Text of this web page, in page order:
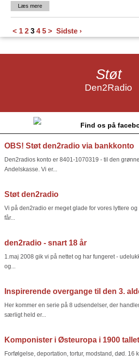
Læs mere
< 1 2 3 4 5 > Sidste ›
Støt
Den2Radio
Find os på
OBS! Støt den2radio via bankkonto
Den2radios konto er 8401-1070319 - til den
Andelskasse. Vi er...
Støt den2radio
Vi på den2radio er meget glade for vores lyttere
får...
den2radio - snart 18 år
1.maj 2008 gik vi på nettet og har fungeret -
og...
Inspirerende overgange til den 3.
Her kommer en serie på 8 udsendelser, der
særligt held er...
Komponister i Østeuropa i 1900 tallet
Forfølgelse, deportation, tortur, modstand, død. 16